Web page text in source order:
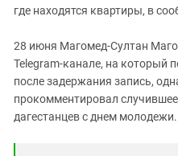
где находятся квартиры, в
28 июня Магомед-Султан
Telegram-канале, на который
после задержания запись,
прокомментировал
дагестанцев с днем молодежи.